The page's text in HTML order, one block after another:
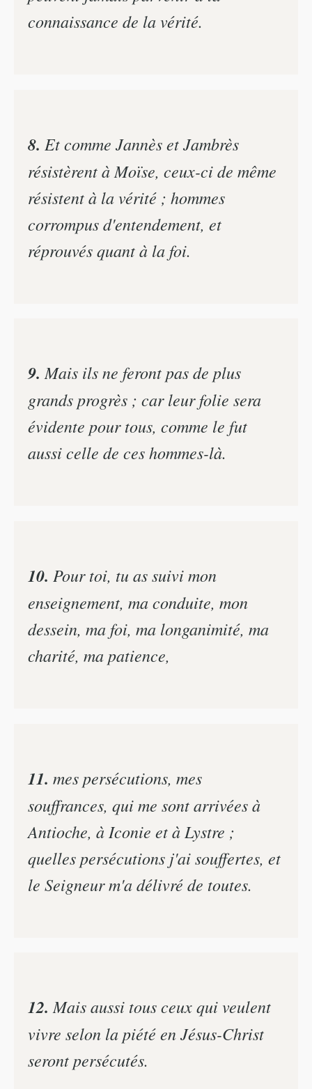
connaissance de la vérité.
8. Et comme Jannès et Jambrès
résistèrent à Moïse, ceux-ci de même
résistent à la vérité ; hommes
corrompus d'entendement, et
réprouvés quant à la foi.
9. Mais ils ne feront pas de plus
grands progrès ; car leur folie sera
évidente pour tous, comme le fut
aussi celle de ces hommes-là.
10. Pour toi, tu as suivi mon
enseignement, ma conduite, mon
dessein, ma foi, ma longanimité, ma
charité, ma patience,
11. mes persécutions, mes
souffrances, qui me sont arrivées à
Antioche, à Iconie et à Lystre ;
quelles persécutions j'ai souffertes, et
le Seigneur m'a délivré de toutes.
12. Mais aussi tous ceux qui veulent
vivre selon la piété en Jésus-Christ
seront persécutés.